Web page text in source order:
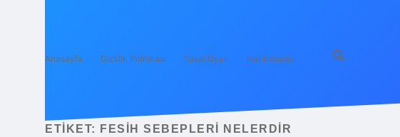
Anasayfa Gizlilik Politikası Yasal Uyarı Hakkımızda
ETIKET: FESIH SEBEPLERI NELERDIR